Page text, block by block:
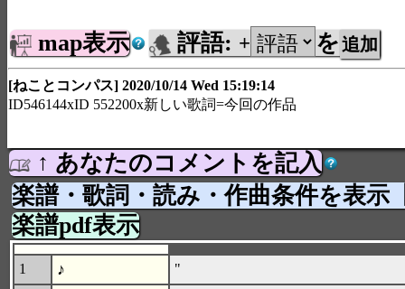
map表示 評語: + を
[ねことコンパス] 2020/10/14 Wed 15:19:14
ID546144xID 552200x新しい歌詞=今回の作品
↑ あなたのコメントを記入
楽譜・歌詞・読み・作曲条件を表示
楽譜pdf表示
1 ♪
"